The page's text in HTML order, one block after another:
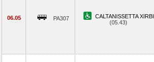
06.05 PA307
CALTANISSETTA XIRBI
(05.43)